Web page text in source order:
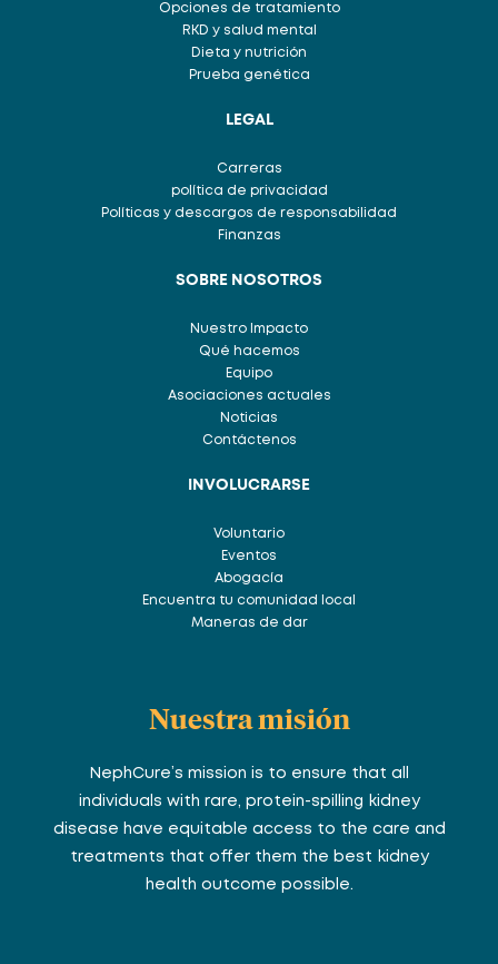
Opciones de tratamiento
RKD y salud mental
Dieta y nutrición
Prueba genética
LEGAL
Carreras
política de privacidad
Políticas y descargos de responsabilidad
Finanzas
SOBRE NOSOTROS
Nuestro Impacto
Qué hacemos
Equipo
Asociaciones actuales
Noticias
Contáctenos
INVOLUCRARSE
Voluntario
Eventos
Abogacía
Encuentra tu comunidad local
Maneras de dar
Nuestra misión
NephCure’s mission is to ensure that all
individuals with rare, protein-spilling kidney
disease have equitable access to the care and
treatments that offer them the best kidney
health outcome possible.